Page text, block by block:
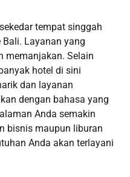
tempat singgah
Layanan yang
memanjakan. Selain
hotel di sini
dan layanan
dengan bahasa yang
Anda semakin
bisnis maupun liburan
Anda akan terlayani